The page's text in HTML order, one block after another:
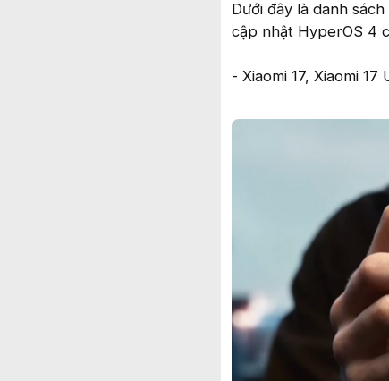
Dưới đây là danh
cập nhật HyperOS 4
- Xiaomi 17, Xiaomi 17